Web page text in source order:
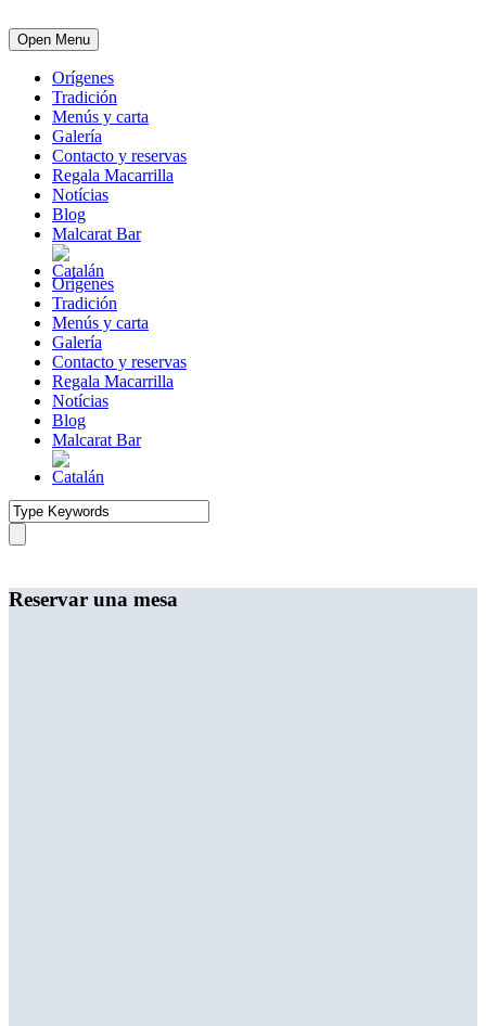
Open Menu
Orígenes
Tradición
Menús y carta
Galería
Contacto y reservas
Regala Macarrilla
Notícias
Blog
Malcarat Bar
Orígenes
Tradición
Menús y carta
Galería
Contacto y reservas
Regala Macarrilla
Notícias
Blog
Malcarat Bar
Reservar una mesa